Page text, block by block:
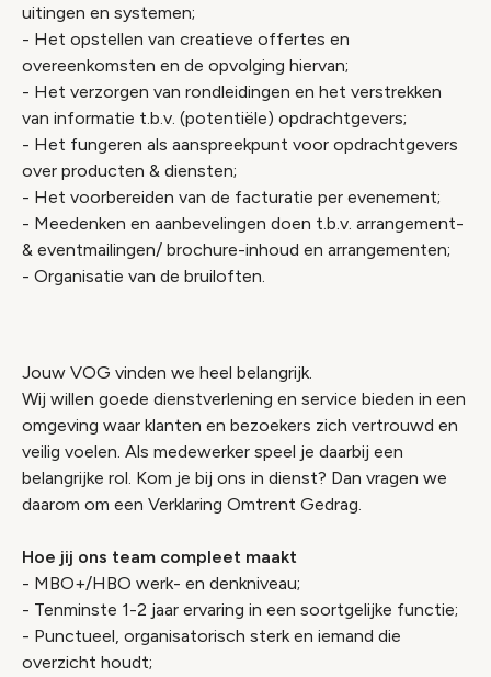
uitingen en systemen;
- Het opstellen van creatieve offertes en
overeenkomsten en de opvolging hiervan;
- Het verzorgen van rondleidingen en het verstrekken
van informatie t.b.v. (potentiële) opdrachtgevers;
- Het fungeren als aanspreekpunt voor opdrachtgevers
over producten & diensten;
- Het voorbereiden van de facturatie per evenement;
- Meedenken en aanbevelingen doen t.b.v. arrangement-
& eventmailingen/ brochure-inhoud en arrangementen;
- Organisatie van de bruiloften.
Jouw VOG vinden we heel belangrijk.
Wij willen goede dienstverlening en service bieden in een
omgeving waar klanten en bezoekers zich vertrouwd en
veilig voelen. Als medewerker speel je daarbij een
belangrijke rol. Kom je bij ons in dienst? Dan vragen we
daarom om een Verklaring Omtrent Gedrag.
Hoe jij ons team compleet maakt
- MBO+/HBO werk- en denkniveau;
- Tenminste 1-2 jaar ervaring in een soortgelijke functie;
- Punctueel, organisatorisch sterk en iemand die
overzicht houdt;